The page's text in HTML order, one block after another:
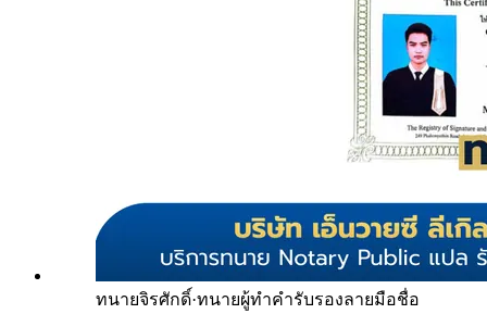
ทนายจิรศักดิ์·ทนายผู้ทำคำรับรองลายมือชื่อ